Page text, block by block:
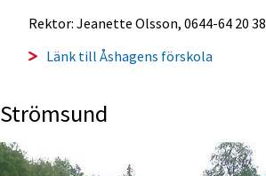
Rektor: Jeanette Olsson, 0644-64 20 38
Länk till Åshagens förskola
Strömsund